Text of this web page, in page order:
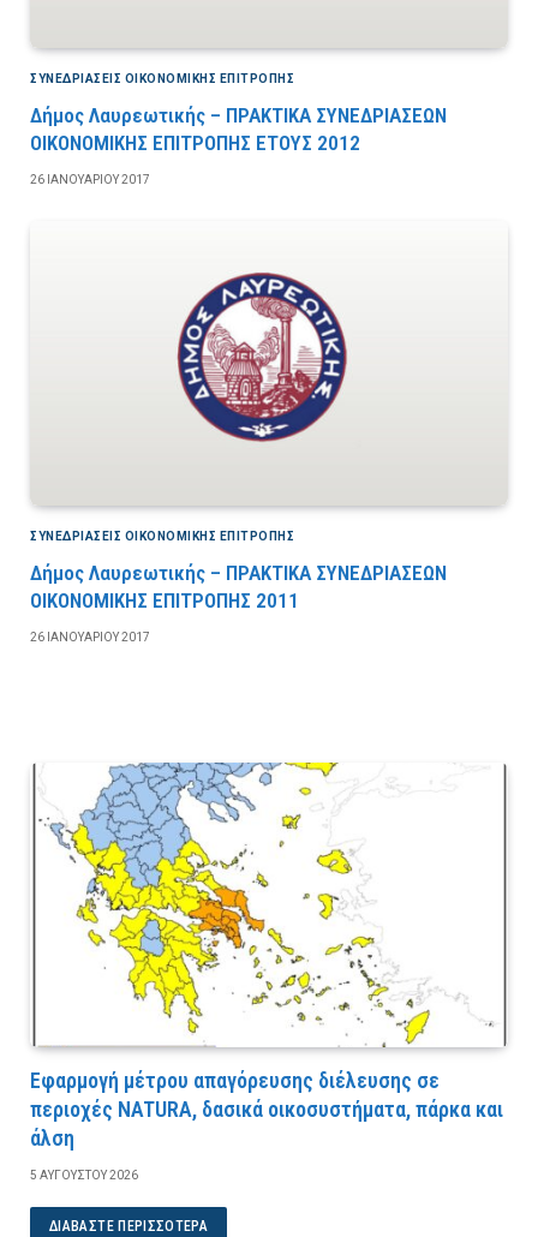
ΣΥΝΕΔΡΙΆΣΕΙΣ ΟΙΚΟΝΟΜΙΚΉΣ ΕΠΙΤΡΟΠΉΣ
Δήμος Λαυρεωτικής – ΠΡΑΚΤΙΚΑ ΣΥΝΕΔΡΙΑΣΕΩΝ
ΟΙΚΟΝΟΜΙΚΗΣ ΕΠΙΤΡΟΠΗΣ ΕΤΟΥΣ 2012
26 ΙΑΝΟΥΑΡΊΟΥ 2017
ΣΥΝΕΔΡΙΆΣΕΙΣ ΟΙΚΟΝΟΜΙΚΉΣ ΕΠΙΤΡΟΠΉΣ
Δήμος Λαυρεωτικής – ΠΡΑΚΤΙΚΑ ΣΥΝΕΔΡΙΑΣΕΩΝ
ΟΙΚΟΝΟΜΙΚΗΣ ΕΠΙΤΡΟΠΗΣ 2011
26 ΙΑΝΟΥΑΡΊΟΥ 2017
Εφαρμογή μέτρου απαγόρευσης διέλευσης σε
περιοχές NATURA, δασικά οικοσυστήματα, πάρκα και
άλση
5 ΑΥΓΟΎΣΤΟΥ 2026
ΔΙΑΒΆΣΤΕ ΠΕΡΙΣΣΌΤΕΡΑ